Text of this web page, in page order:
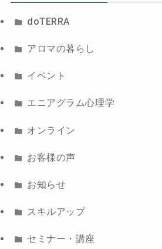
doTERRA
アロマの暮らし
イベント
エニアグラム心理学
オンライン
お客様の声
お知らせ
スキルアップ
セミナー・講座